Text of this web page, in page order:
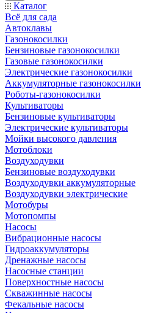
Каталог
Всё для сада
Автоклавы
Газонокосилки
Бензиновые газонокосилки
Газовые газонокосилки
Электрические газонокосилки
Аккумуляторные газонокосилки
Роботы-газонокосилки
Культиваторы
Бензиновые культиваторы
Электрические культиваторы
Мойки высокого давления
Мотоблоки
Воздуходувки
Бензиновые воздуходувки
Воздуходувки аккумуляторные
Воздуходувки электрические
Мотобуры
Мотопомпы
Насосы
Вибрационные насосы
Гидроаккумуляторы
Дренажные насосы
Насосные станции
Поверхностные насосы
Скважинные насосы
Фекальные насосы